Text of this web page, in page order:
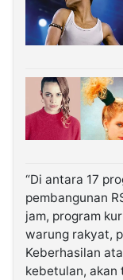
“Di antara 17
pembangunan
jam, program
warung rakyat,
Keberhasilan
kebetulan,